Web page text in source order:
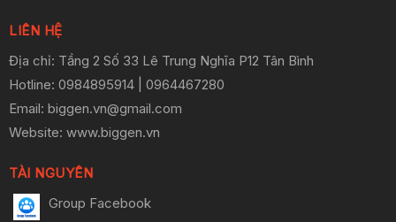
LIÊN HỆ
Địa chỉ: Tầng 2 Số 33 Lê Trung Nghĩa P12 Tân Bình
Hotline: 0984895914 | 0964467280
Email: biggen.vn@gmail.com
Website: www.biggen.vn
TÀI NGUYÊN
Group Facebook